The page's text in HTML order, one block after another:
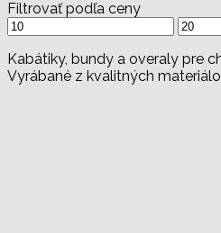
Filtrovať podľa ceny
Minimálna
cena
cena
Kabátiky, bundy a overaly pre
Vyrábané z kvalitných